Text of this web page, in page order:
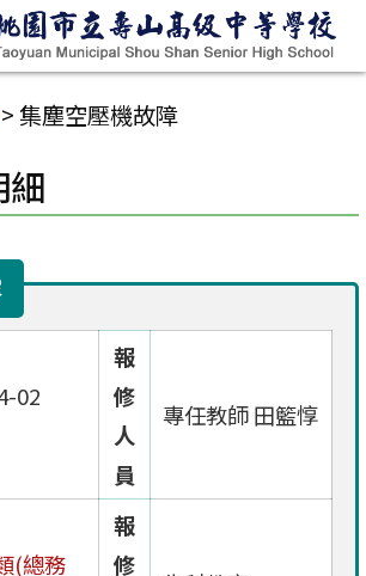
>集塵空壓機故障
細
02
報
修
人
員
專任教師 田籃惇
(總務
報
修